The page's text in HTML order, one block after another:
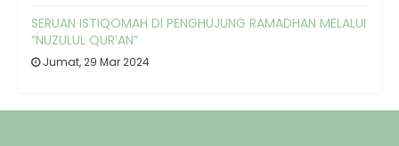
SERUAN ISTIQOMAH DI PENGHUJUNG RAMADHAN MELALUI
“NUZULUL QUR’AN”
Jumat, 29 Mar 2024